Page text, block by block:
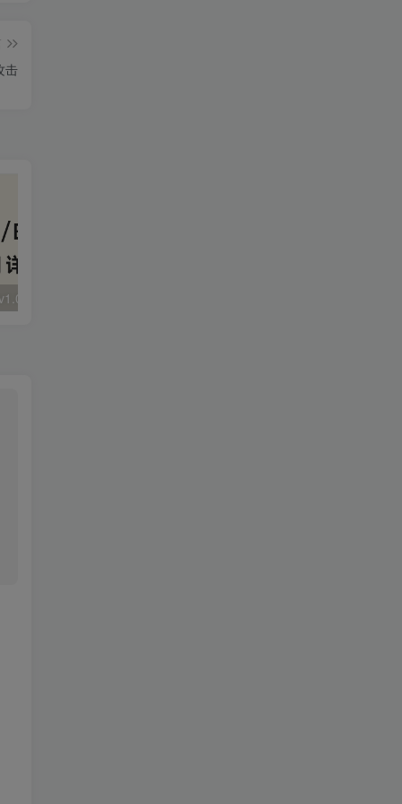
击